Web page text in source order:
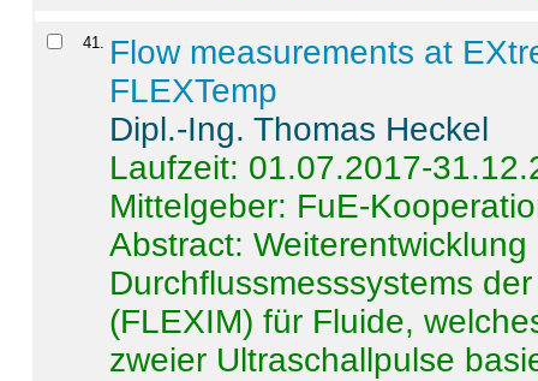
41. Flow measurements at
FLEXTemp
Dipl.-Ing. Thomas Heckel
Laufzeit: 01.07.2017-
Mittelgeber: FuE-
Abstract:
Durchflussmesssystems
(FLEXIM) für Fluide,
zweier Ultraschallpulse